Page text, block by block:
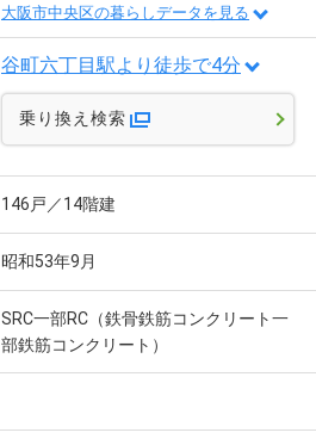
大阪市中央区の暮らしデータを見る
谷町六丁目駅より徒歩で4分
乗り換え検索
146戸／14階建
昭和53年9月
SRC一部RC（鉄骨鉄筋コンクリート一
部鉄筋コンクリート）